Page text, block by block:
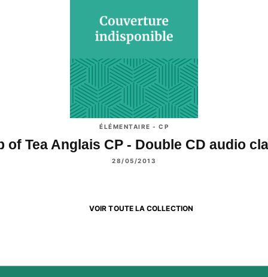
ÉLÉMENTAIRE - CP
of Tea Anglais CP - Double CD audio
28/05/2013
VOIR TOUTE LA COLLECTION